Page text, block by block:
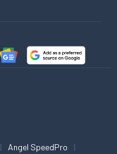
Angel SpeedPro